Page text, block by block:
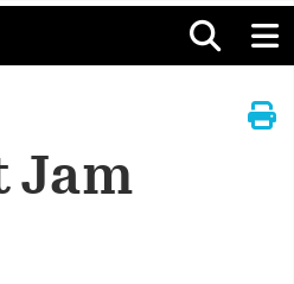
Jam